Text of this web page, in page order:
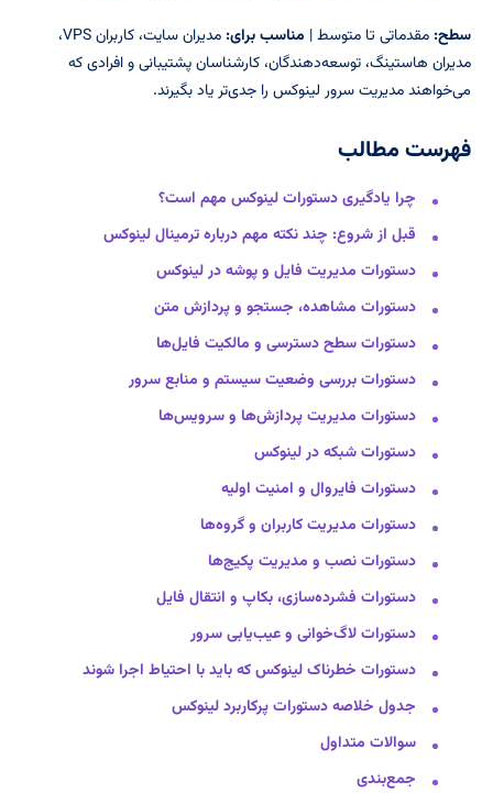
سطح: مقدماتی تا متوسط | مناسب برای:
مدیران سایت، کاربران VPS،
مدیران هاستینگ، توسعه‌دهندگان، کارشناسان پشتیبانی و افرادی که
می‌خواهند مدیریت سرور لینوکس را جدی‌تر یاد بگیرند.
فهرست مطالب
چرا یادگیری دستورات لینوکس مهم است؟
قبل از شروع: چند نکته مهم درباره ترمینال لینوکس
دستورات مدیریت فایل و پوشه در لینوکس
دستورات مشاهده، جستجو و پردازش متن
دستورات سطح دسترسی و مالکیت فایل‌ها
دستورات بررسی وضعیت سیستم و منابع سرور
دستورات مدیریت پردازش‌ها و سرویس‌ها
دستورات شبکه در لینوکس
دستورات فایروال و امنیت اولیه
دستورات مدیریت کاربران و گروه‌ها
دستورات نصب و مدیریت پکیج‌ها
دستورات فشرده‌سازی، بکاپ و انتقال فایل
دستورات لاگ‌خوانی و عیب‌یابی سرور
دستورات خطرناک لینوکس که باید با احتیاط اجرا شوند
جدول خلاصه دستورات پرکاربرد لینوکس
سوالات متداول
جمع‌بندی